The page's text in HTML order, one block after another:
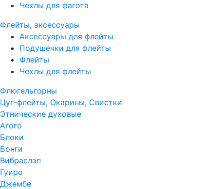
Чехлы для фагота
Флейты, аксессуары
Аксессуары для флейты
Подушечки для флейты
Флейты
Чехлы для флейты
Флюгельгорны
Цуг-флейты, Окарины, Свистки
Этнические духовые
Агого
Блоки
Бонги
Вибраслэп
Гуиро
Джембе